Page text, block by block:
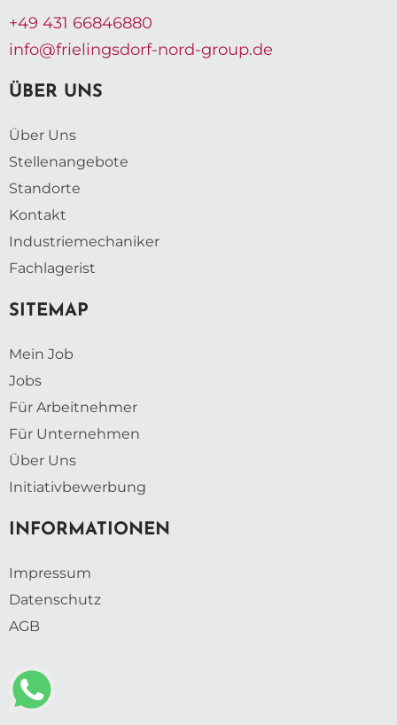
+49 431 66846880
info@frielingsdorf-nord-group.de
ÜBER UNS
Über Uns
Stellenangebote
Standorte
Kontakt
Industriemechaniker
Fachlagerist
SITEMAP
Mein Job
Jobs
Für Arbeitnehmer
Für Unternehmen
Über Uns
Initiativbewerbung
INFORMATIONEN
Impressum
Datenschutz
AGB